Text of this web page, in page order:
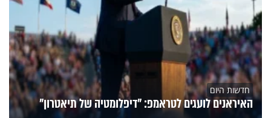
חדשות היום
האיראנים לועגים לטראמפ: "דיפלומטיה של תיאטרון"